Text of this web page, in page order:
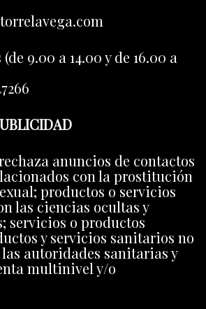
9.00 a 14.00 y de 16.00 a
anuncios de contactos
con la prostitución
productos o servicios
las ciencias ocultas y
servicios o productos
y servicios sanitarios no
autoridades sanitarias y
multinivel y/o